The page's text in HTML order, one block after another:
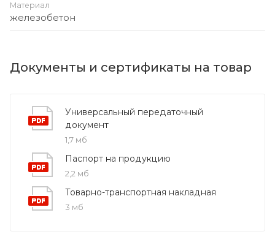
Материал
железобетон
Документы и сертификаты на товар
Универсальный передаточный
документ
1,7 мб
Паспорт на продукцию
2,2 мб
Товарно-транспортная накладная
3 мб